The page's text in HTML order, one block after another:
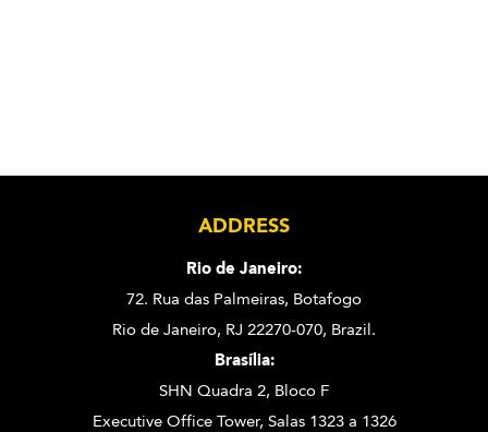
ADDRESS
Rio de Janeiro:
72. Rua das Palmeiras, Botafogo
Rio de Janeiro, RJ 22270-070, Brazil.
Brasília:
SHN Quadra 2, Bloco F
Executive Office Tower, Salas 1323 a 1326